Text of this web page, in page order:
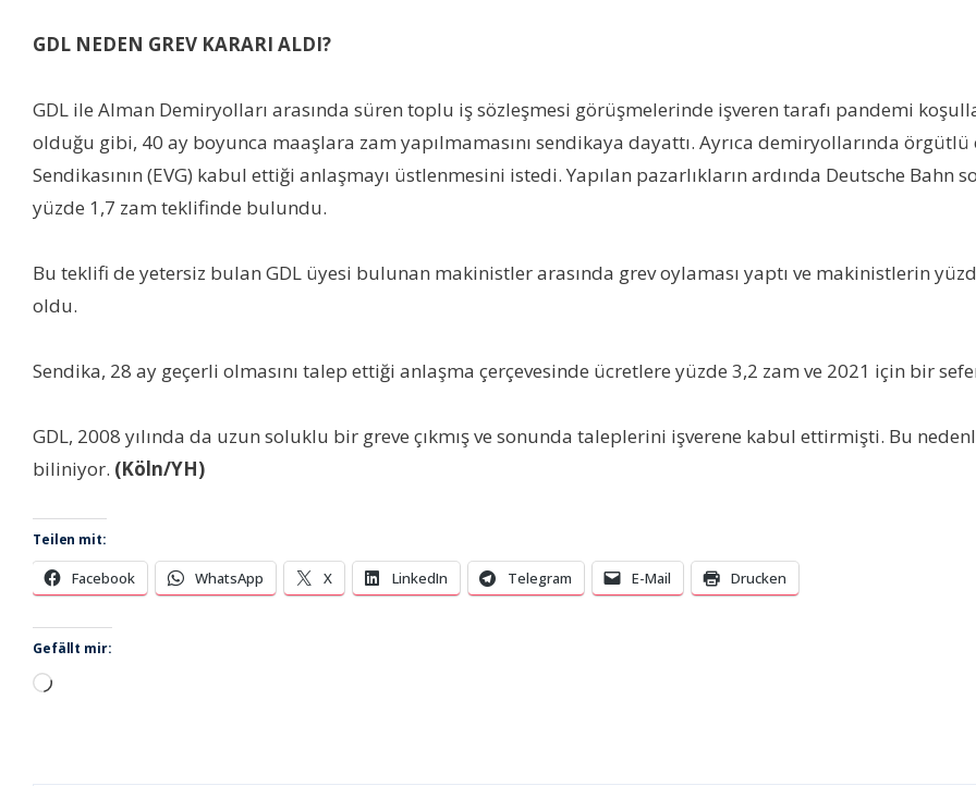
GDL NEDEN GREV KARARI ALDI?
GDL ile Alman Demiryolları arasında süren toplu iş sözleşmesi görüşmelerinde işveren tarafı pandemi
olduğu gibi, 40 ay boyunca maaşlara zam yapılmamasını sendikaya dayattı. Ayrıca demiryollarında
Sendikasının (EVG) kabul ettiği anlaşmayı üstlenmesini istedi. Yapılan pazarlıkların ardında Deutsche Bahn
yüzde 1,7 zam teklifinde bulundu.
Bu teklifi de yetersiz bulan GDL üyesi bulunan makinistler arasında grev oylaması yaptı ve makinistlerin
oldu.
Sendika, 28 ay geçerli olmasını talep ettiği anlaşma çerçevesinde ücretlere yüzde 3,2 zam ve 2021 için bir
GDL, 2008 yılında da uzun soluklu bir greve çıkmış ve sonunda taleplerini işverene kabul ettirmişti. Bu
biliniyor. (Köln/YH)
Teilen mit:
Facebook WhatsApp X LinkedIn Telegram E-Mail Drucken
Gefällt mir:
Wird